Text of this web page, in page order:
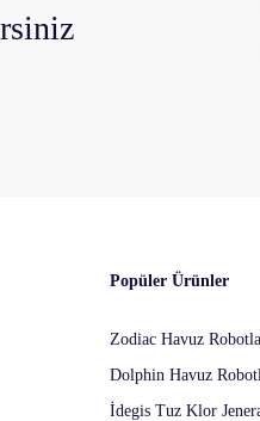
Popüler Ürünler
Zodiac Havuz
Dolphin Havuz
İdegis Tuz Klor